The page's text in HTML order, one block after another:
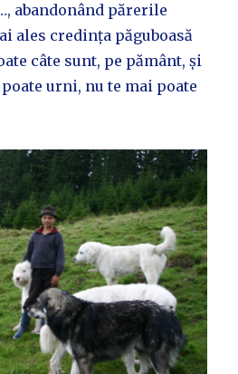
abandonând părerile
ales credința păguboasă
câte sunt, pe pământ, și
urni, nu te mai poate